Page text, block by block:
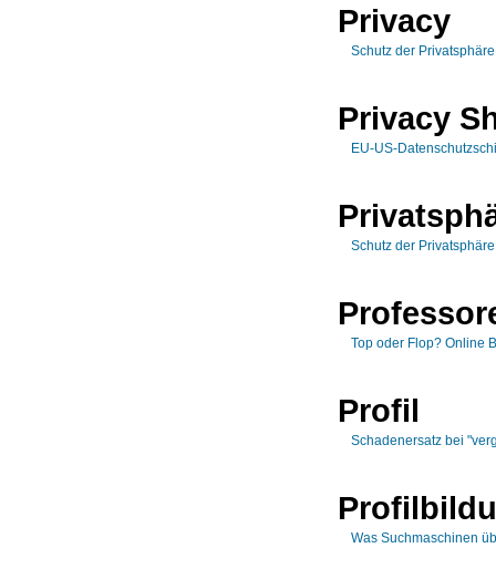
Privacy
Schutz der
Privacy
EU-US-
Schutz der
Top oder Flop? Online
Profil
Schadenersatz bei
Was Suchmaschinen